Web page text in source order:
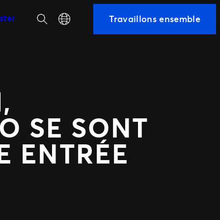
RechercheSelect your language
Travaillons ensemble
SE SONT
ENTRÉE